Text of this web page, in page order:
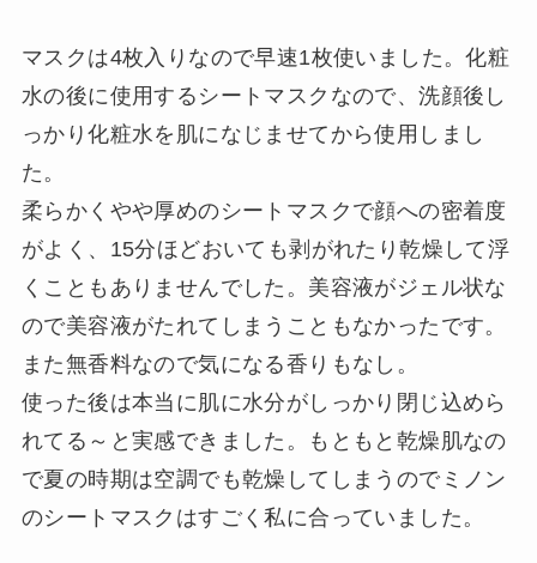
マスクは4枚入りなので早速1枚使いました。化粧
水の後に使用するシートマスクなので、洗顔後し
っかり化粧水を肌になじませてから使用しまし
た。
柔らかくやや厚めのシートマスクで顔への密着度
がよく、15分ほどおいても剥がれたり乾燥して浮
くこともありませんでした。美容液がジェル状な
ので美容液がたれてしまうこともなかったです。
また無香料なので気になる香りもなし。
使った後は本当に肌に水分がしっかり閉じ込めら
れてる～と実感できました。もともと乾燥肌なの
で夏の時期は空調でも乾燥してしまうのでミノン
のシートマスクはすごく私に合っていました。